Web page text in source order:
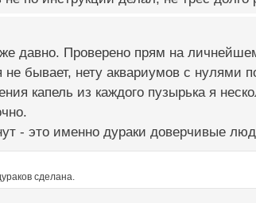
давно. Проверено прям на
бывает, нету аквариумов с нулями
капель из каждого пузырька я
- это именно дураки доверчивые
сделана.